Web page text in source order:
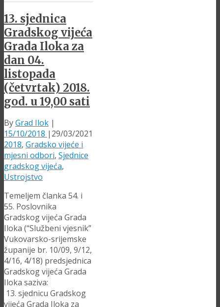
13. sjednica
Gradskog vijeća
Grada Iloka za
dan 04.
listopada
(četvrtak) 2018.
god. u 19,00 sati
ByGrad Ilok |
15/10/2018 | 29/03/2021
2018, Gradsko vijeće i
mjesni odbori, Sjednice
gradskog vijeća,
Ustrojstvo
Temeljem članka 54. i
55. Poslovnika
Gradskog vijeća Grada
Iloka (“Službeni vjesnik”
Vukovarsko-srijemske
županije br. 10/09, 9/12,
4/16, 4/18) predsjednica
Gradskog vijeća Grada
Iloka saziva:
13. sjednicu Gradskog
vijeća Grada Iloka za